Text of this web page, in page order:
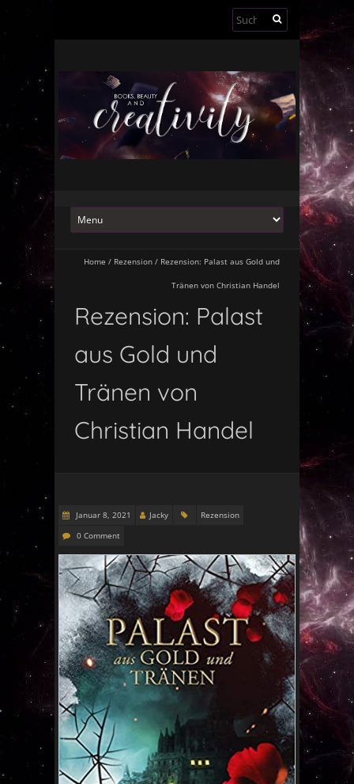
Suchen
nach:
Home / Rezension / Rezension: Palast aus Gold und
Tränen von Christian Handel
Rezension: Palast
aus Gold und
Tränen von
Christian Handel
Januar 8, 2021 Jacky
Rezension
0 Comment